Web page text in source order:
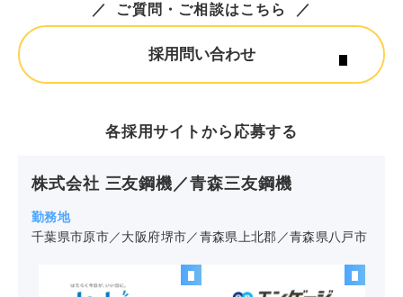
ご質問・ご相談はこちら
採用問い合わせ
株式会社 三友鋼機／青森三友鋼機
千葉県市原市／大阪府堺市／青森県上北郡／青森県八戸市